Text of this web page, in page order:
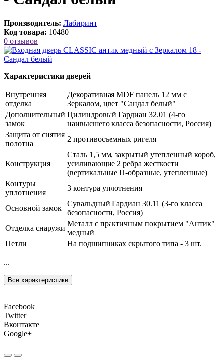
Производитель: Лабиринт
Код товара: 10480
0 отзывов
Характеристики дверей
Внутренняя
отделка
Декоративная MDF панель 12 мм с
Зеркалом, цвет "Сандал белый"
Дополнительный
замок
Цилиндровый Гардиан 32.01 (4-го
наивысшего класса безопасности, Россия)
Защита от снятия
полотна
2 противосъемных ригеля
Конструкция
Сталь 1,5 мм, закрытый утепленный короб,
усиливающие 2 ребра жесткости
(вертикальные П-образные, утепленные)
Контуры
уплотнения
3 контура уплотнения
Основной замок
Сувальдный Гардиан 30.11 (3-го класса
безопасности, Россия)
Отделка снаружи
Металл с практичным покрытием "Антик"
медный
Петли
На подшипниках скрытого типа - 3 шт.
...
Все характеристики
Facebook
Twitter
Вконтакте
Google+